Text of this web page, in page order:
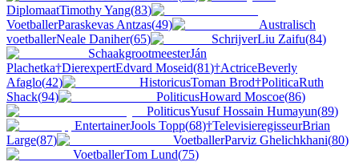
DiplomaatTimothy Yang(83)
VoetballerParaskevas Antzas(49)
Australisch
voetballerNeale Daniher(65) SchrijverLiu Zaifu(84)
SchaakgrootmeesterJán
Plachetka†DierexpertEdvard Moseid(81)†ActriceBeverly
Afaglo(42) HistoricusToman Brod†PoliticaRuth
Shack(94) PoliticusHoward Moscoe(86)
PoliticusYusuf Hossain Humayun(89)
EntertainerJools Topp(68)†TelevisieregisseurBrian
Large(87) VoetballerParviz Ghelichkhani(80)
VoetballerTom Lund(75)